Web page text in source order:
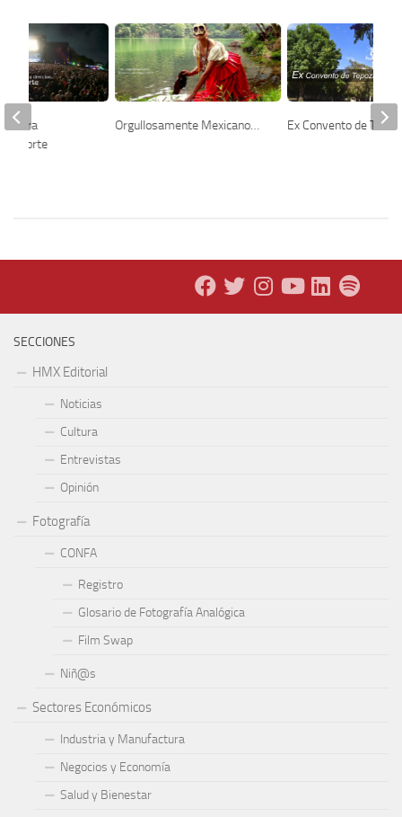
Orgullosamente Mexicano… Ex Convento de
otra
Norte
SECCIONES
HMX Editorial
Noticias
Cultura
Entrevistas
Opinión
Fotografía
CONFA
Registro
Glosario de Fotografía Analógica
Film Swap
Niñ@s
Sectores Económicos
Industria y Manufactura
Negocios y Economía
Salud y Bienestar